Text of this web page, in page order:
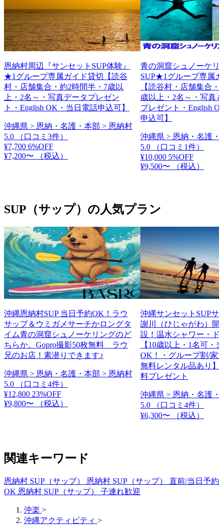
恩納村周辺『サンセットSUP体験』
★1グループ専属ガイド貸切【読谷
村・店舗集合・約2時間半・7歳以
上・2名～・写真データプレゼン
ト・English OK・当日電話申込可】
沖縄県 > 恩納・名護・本部 > 恩納村
5.0
（口コミ3件）
¥7,700 6%OFF
¥7,200〜
（税込）
青の洞窟シュノーケリ
SUP★1グループ専属
【読谷村・店舗集合
歳以上・2名～・写真
プレゼント・English
申込可】
沖縄県 > 恩納・名護・
5.0
（口コミ1件）
¥10,000 5%OFF
¥9,500〜
（税込）
SUP（サップ）の人気プラン
沖縄恩納村SUP 当日予約OK！ラウ
サップ＆ウミガメサーチかロングタ
イム青の洞窟シュノーケリングのど
ちらか。Gopro撮影50枚無料 ラウ
兄のお店！素潜りできます♪
沖縄県 > 恩納・名護・本部 > 恩納村
5.0
（口コミ4件）
¥12,800 23%OFF
¥9,800〜
（税込）
沖縄サンセットSUP
謝川（ひじゃがわ）
設！温水シャワー・ド
【10歳以上・1名可・
OK！・グループ割/家
無料レンタル品あり】
料プレゼント
沖縄県 > 恩納・名護・
5.0
（口コミ4件）
¥6,300〜
（税込）
関連キーワード
恩納村 SUP（サップ） 恩納村 SUP（サップ） 直前/当日予約
OK 恩納村 SUP（サップ） 子連れ歓迎
沖楽 >
沖縄アクティビティ >